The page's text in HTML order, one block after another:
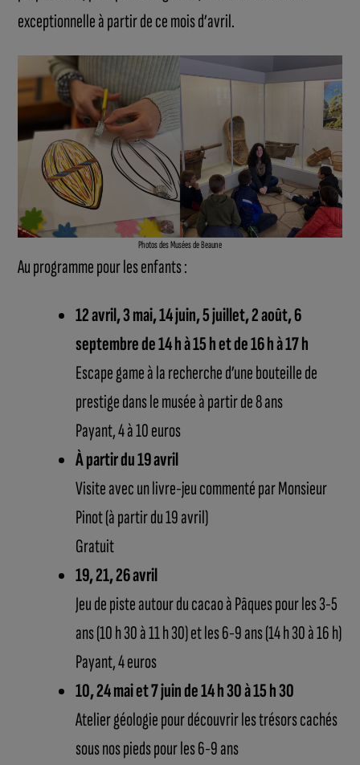
exceptionnelle à partir de ce mois d’avril.
Photos des Musées de Beaune
Au programme pour les enfants :
12 avril, 3 mai, 14 juin, 5 juillet, 2 août, 6
septembre de 14 h à 15 h et de 16 h à 17 h
Escape game à la recherche d’une bouteille de
prestige dans le musée à partir de 8 ans
Payant, 4 à 10 euros
À partir du 19 avril
Visite avec un livre-jeu commenté par Monsieur
Pinot (à partir du 19 avril)
Gratuit
19, 21, 26 avril
Jeu de piste autour du cacao à Pâques pour les 3-5
ans (10 h 30 à 11 h 30) et les 6-9 ans (14 h 30 à 16 h)
Payant, 4 euros
10, 24 mai et 7 juin de 14 h 30 à 15 h 30
Atelier géologie pour découvrir les trésors cachés
sous nos pieds pour les 6-9 ans